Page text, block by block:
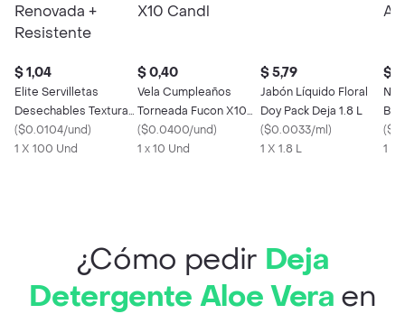
$ 1,04
Elite Servilletas
Desechables Textura
Renovada +
Resistente
($0.0104/und)
1 X 100 Und
$ 0,40
Vela Cumpleaños
Torneada Fucon X10
Candl
($0.0400/und)
1 x 10 Und
$ 5,79
Jabón Líquido Floral
Doy Pack Deja 1.8 L
($0.0033/ml)
1 X 1.8 L
$
(
1 x
¿Cómo pedir Deja
Detergente Aloe Vera en